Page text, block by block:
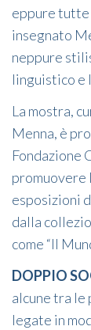
eppure tutte
insegnato
neppure
linguistico e
La mostra,
Menna, è
Fondazione
promuovere
esposizioni
dalla
come “Il
DOPPIO
alcune tra
legate in